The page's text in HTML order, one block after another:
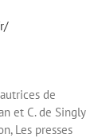
de
et C. de Singly
Les presses